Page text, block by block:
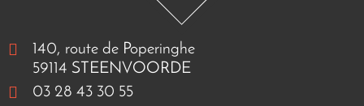
140, route de Poperinghe
59114 STEENVOORDE
03 28 43 30 55